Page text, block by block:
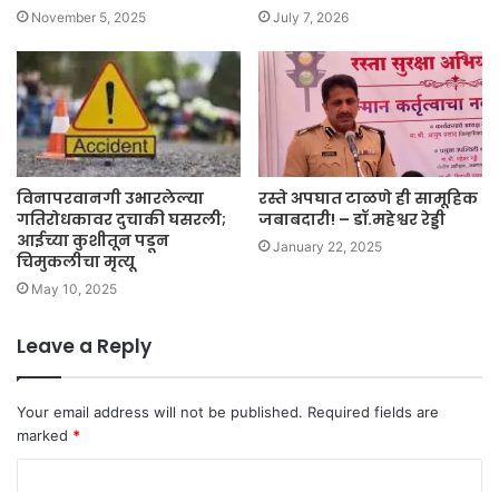
November 5, 2025 July 7, 2026
विनापरवानगी उभारलेल्या
गतिरोधकावर दुचाकी घसरली;
आईच्या कुशीतून पडून
चिमुकलीचा मृत्यू
May 10, 2025
रस्ते अपघात टाळणे ही सामूहिक
जबाबदारी! – डॉ.महेश्वर रेड्डी
January 22, 2025
Leave a Reply
Your email address will not be published. Required fields are
marked *